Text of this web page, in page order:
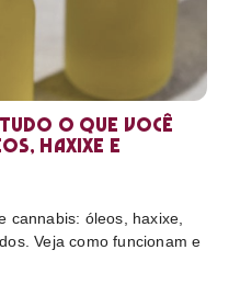
tudo o que você
haxixe e
cannabis: óleos, haxixe,
Veja como funcionam e